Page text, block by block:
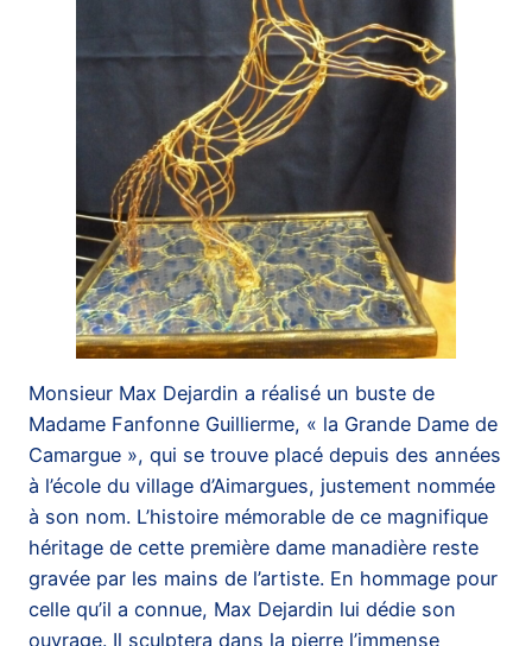
Monsieur Max Dejardin a réalisé un buste de
Madame Fanfonne Guillierme, « la Grande Dame de
Camargue », qui se trouve placé depuis des années
à l’école du village d’Aimargues, justement nommée
à son nom. L’histoire mémorable de ce magnifique
héritage de cette première dame manadière reste
gravée par les mains de l’artiste. En hommage pour
celle qu’il a connue, Max Dejardin lui dédie son
ouvrage. Il sculptera dans la pierre l’immense